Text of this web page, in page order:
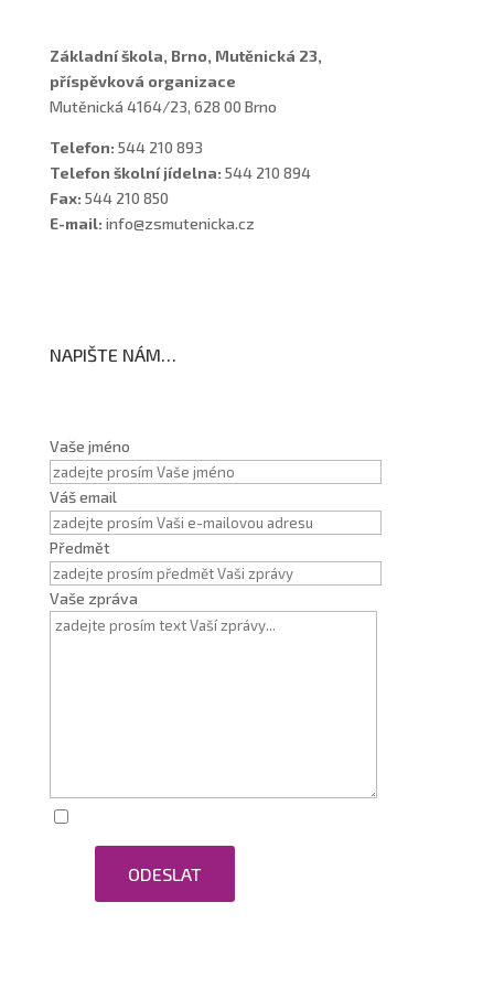
Základní škola, Brno, Mutěnická 23,
příspěvková organizace
Mutěnická 4164/23, 628 00 Brno
Telefon: 544 210 893
Telefon školní jídelna: 544 210 894
Fax: 544 210 850
E-mail: info@zsmutenicka.cz
NAPIŠTE NÁM…
Vaše jméno
Váš email
Předmět
Vaše zpráva
ODESLAT